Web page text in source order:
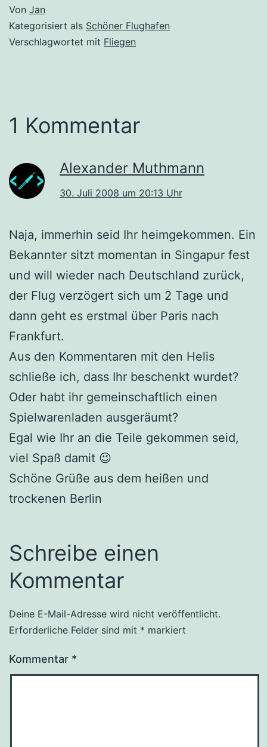
Von Jan
Kategorisiert als Schöner Flughafen
Verschlagwortet mit Fliegen
1 Kommentar
Alexander Muthmann
30. Juli 2008 um 20:13 Uhr
Naja, immerhin seid Ihr heimgekommen. Ein
Bekannter sitzt momentan in Singapur fest
und will wieder nach Deutschland zurück,
der Flug verzögert sich um 2 Tage und
dann geht es erstmal über Paris nach
Frankfurt.
Aus den Kommentaren mit den Helis
schließe ich, dass Ihr beschenkt wurdet?
Oder habt ihr gemeinschaftlich einen
Spielwarenladen ausgeräumt?
Egal wie Ihr an die Teile gekommen seid,
viel Spaß damit 😉
Schöne Grüße aus dem heißen und
trockenen Berlin
Schreibe einen
Kommentar
Deine E-Mail-Adresse wird nicht veröffentlicht.
Erforderliche Felder sind mit * markiert
Kommentar *